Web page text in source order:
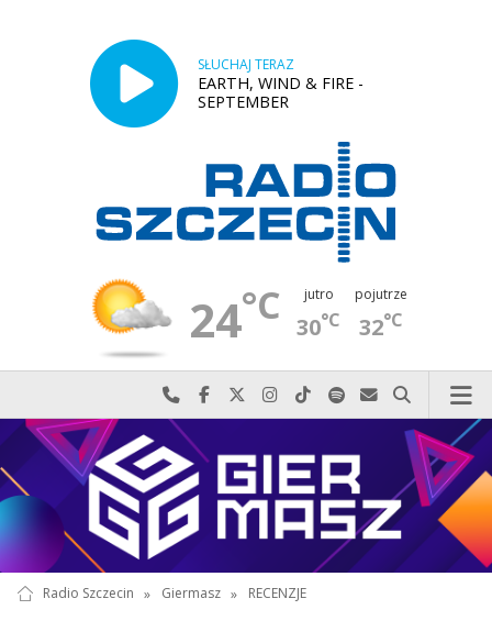
SŁUCHAJ TERAZ
EARTH, WIND & FIRE -
SEPTEMBER
24°C jutro
30°C
pojutrze
32°C
Najlepiej po prostu do nas zadzwoń
Odwiedź nas na Facebook-u
Odwiedź nas na X
Odwiedź nas na Instagram-ie
Odwiedź nas na TikTok-u
Szukaj nas na Spotify
Wyślij do nas
Szukaj
Radio Szczecin » Giermasz » RECENZJE